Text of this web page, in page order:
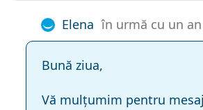
Elena în urmă cu un an
Bună ziua,
Vă mulțumim pentru